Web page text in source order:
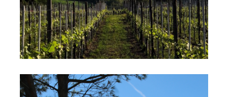
Vista sul Palazzo Filangieri